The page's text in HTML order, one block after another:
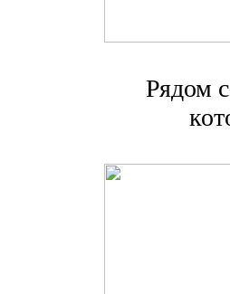
Рядом